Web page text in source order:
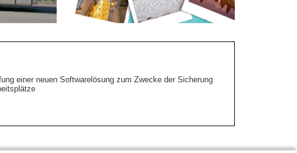
einer neuen Softwarelösung zum Zwecke der Sicherung